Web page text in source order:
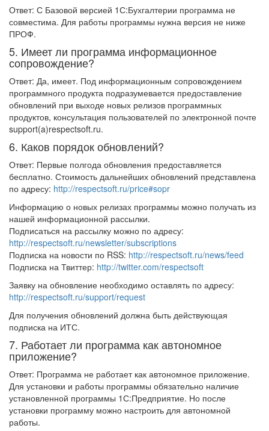
Ответ: С Базовой версией 1С:Бухгалтерии программа не
совместима. Для работы программы нужна версия не ниже
ПРОФ.
5. Имеет ли программа информационное
сопровождение?
Ответ: Да, имеет. Под информационным сопровождением
программного продукта подразумевается предоставление
обновлений при выходе новых релизов программных
продуктов, консультация пользователей по электронной почте
support(a)respectsoft.ru.
6. Каков порядок обновлений?
Ответ: Первые полгода обновления предоставляется
бесплатно. Стоимость дальнейших обновлений представлена
по адресу: http://respectsoft.ru/price#sopr
Информацию о новых релизах программы можно получать из
нашей информационной рассылки.
Подписаться на рассылку можно по адресу:
http://respectsoft.ru/newsletter/subscriptions
Подписка на новости по RSS: http://respectsoft.ru/news/feed
Подписка на Твиттер: http://twitter.com/respectsoft
Заявку на обновление необходимо оставлять по адресу:
http://respectsoft.ru/support/request
Для получения обновлений должна быть действующая
подписка на ИТС.
7. Работает ли программа как автономное
приложение?
Ответ: Программа не работает как автономное приложение.
Для установки и работы программы обязательно наличие
установленной программы 1С:Предприятие. Но после
установки программу можно настроить для автономной
работы.